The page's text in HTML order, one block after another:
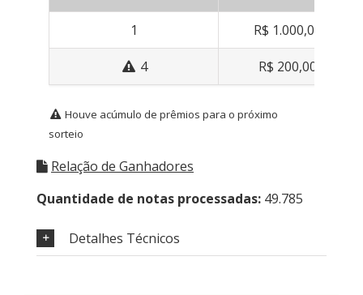
1 R$ 1.000,00
4 R$ 200,00
Houve acúmulo de prêmios para o próximo
sorteio
Relação de Ganhadores
Quantidade de notas processadas: 49.785
Detalhes Técnicos